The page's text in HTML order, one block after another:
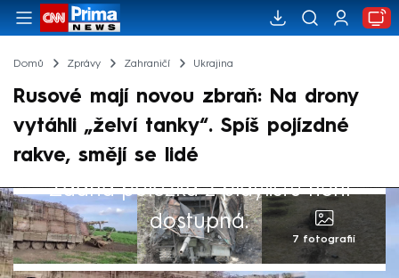
Domů Zprávy Zahraničí Ukrajina
Rusové mají novou zbraň: Na drony
vytáhli „želví tanky“. Spíš pojízdné
rakve, smějí se lidé
Žádná položka z playlistu není
dostupná.
7 fotografií